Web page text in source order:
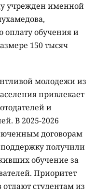
учрежден именной
обучения и
150 тысяч
молодежи из
привлекает
и
В 2025-2026
договорам
получили
обучение за
Приоритет
студентам из